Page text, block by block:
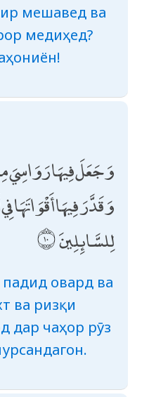
мешавед ва
медиҳед?
وَجَعَلَ فِيهَا رَوَاسِيَ
وَقَدَّرَ فِيهَا أَقْوَاتَهَا
لِلسَّائِلِينَ
овард ва
ва ризқи
дар чаҳор рӯз